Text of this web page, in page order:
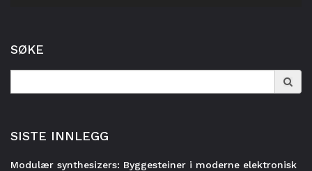
SØKE
for:
SISTE INNLEGG
Modulær synthesizers: Byggesteiner i moderne elektronisk